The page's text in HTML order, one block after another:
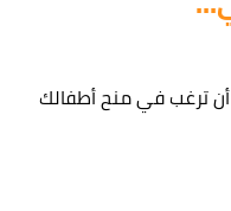
ترغب في منح أطفالك